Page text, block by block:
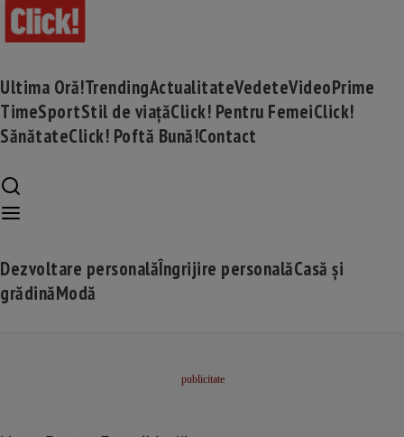
Ultima Oră!TrendingActualitateVedeteVideoPrime
TimeSportStil de viațăClick! Pentru FemeiClick!
SănătateClick! Poftă Bună!Contact
Dezvoltare personalăÎngrijire personalăCasă și
grădinăModă